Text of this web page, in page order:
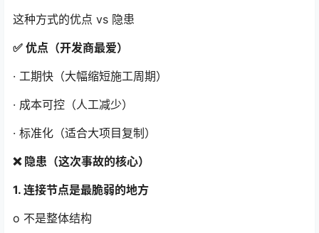
这种方式的优点 vs 隐患
✅ 优点（开发商最爱）
· 工期快（大幅缩短施工周期）
· 成本可控（人工减少）
· 标准化（适合大项目复制）
❌ 隐患（这次事故的核心）
1. 连接节点是最脆弱的地方
o 不是整体结构